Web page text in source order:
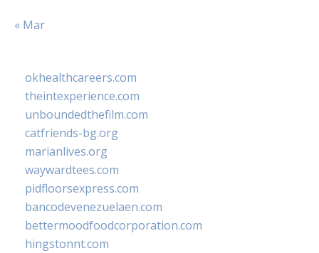
« Mar
okhealthcareers.com
theintexperience.com
unboundedthefilm.com
catfriends-bg.org
marianlives.org
waywardtees.com
pidfloorsexpress.com
bancodevenezuelaen.com
bettermoodfoodcorporation.com
hingstonnt.com